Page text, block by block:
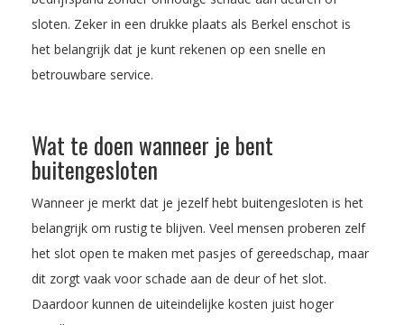
sloten. Zeker in een drukke plaats als Berkel enschot is
het belangrijk dat je kunt rekenen op een snelle en
betrouwbare service.
Wat te doen wanneer je bent
buitengesloten
Wanneer je merkt dat je jezelf hebt buitengesloten is het
belangrijk om rustig te blijven. Veel mensen proberen zelf
het slot open te maken met pasjes of gereedschap, maar
dit zorgt vaak voor schade aan de deur of het slot.
Daardoor kunnen de uiteindelijke kosten juist hoger